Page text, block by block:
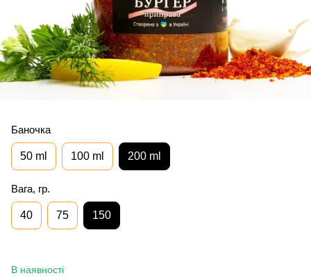
Баночка
50 ml 100 ml 200 ml
Вага, гр.
40 75 150
В наявності